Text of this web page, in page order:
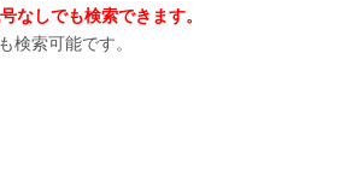
なしでも検索できます。
検索可能です。